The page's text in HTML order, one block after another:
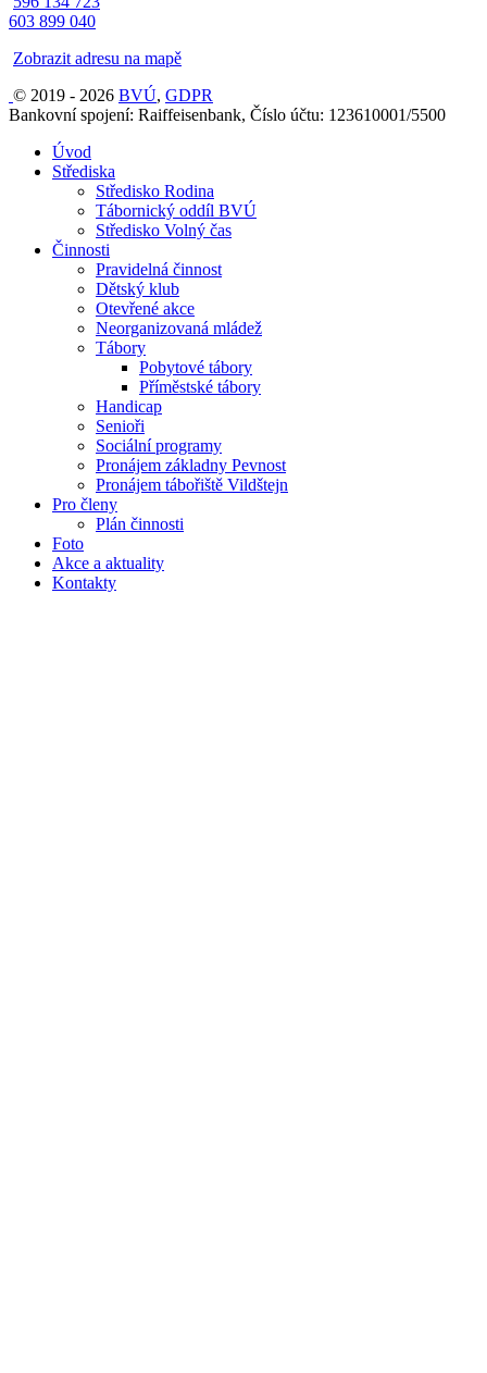
603 899 040
Zobrazit adresu na mapě
© 2019 - 2026 BVÚ, GDPR
Bankovní spojení: Raiffeisenbank, Číslo účtu: 123610001/5500
Úvod
Střediska
Středisko Rodina
Tábornický oddíl BVÚ
Středisko Volný čas
Činnosti
Pravidelná činnost
Dětský klub
Otevřené akce
Neorganizovaná mládež
Tábory
Pobytové tábory
Příměstské tábory
Handicap
Senioři
Sociální programy
Pronájem základny Pevnost
Pronájem tábořiště Vildštejn
Pro členy
Plán činnosti
Foto
Akce a aktuality
Kontakty